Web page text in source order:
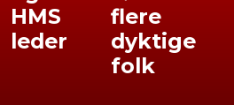
HMS
leder
flere
dyktige
folk